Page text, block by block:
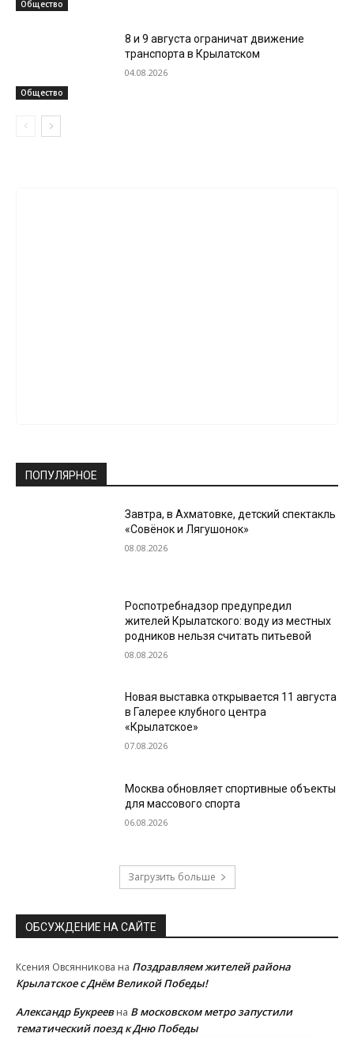
Общество
Общество
8 и 9 августа ограничат движение
транспорта в Крылатском
04.08.2026
ПОПУЛЯРНОЕ
Завтра, в Ахматовке, детский спектакль
«Совёнок и Лягушонок»
08.08.2026
Роспотребнадзор предупредил
жителей Крылатского: воду из местных
родников нельзя считать питьевой
08.08.2026
Новая выставка открывается 11 августа
в Галерее клубного центра
«Крылатское»
07.08.2026
Москва обновляет спортивные объекты
для массового спорта
06.08.2026
Загрузить больше
ОБСУЖДЕНИЕ НА САЙТЕ
Ксения Овсянникова на Поздравляем жителей района
Крылатское с Днём Великой Победы!
Александр Букреевна В московском метро запустили
тематический поезд к Дню Победы